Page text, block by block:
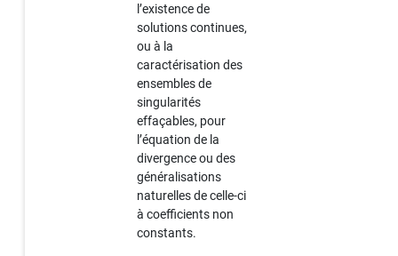
l’existence de
solutions continues,
ou à la
caractérisation des
ensembles de
singularités
effaçables, pour
l’équation de la
divergence ou des
généralisations
naturelles de celle-ci
à coefficients non
constants.